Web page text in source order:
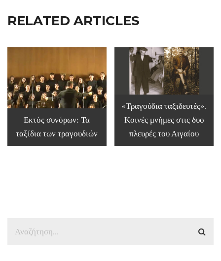
RELATED ARTICLES
Εκτός συνόρων: Τα
ταξίδια των τραγουδιών
«Τραγούδια ταξιδευτές».
Κοινές μνήμες στις δυο
πλευρές του Αιγαίου